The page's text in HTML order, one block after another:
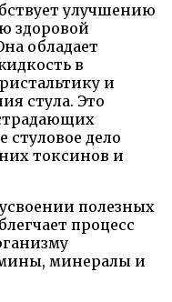
улучшению
здоровой
обладает
в
и
стула. Это
стуловое дело
токсинов и
полезных
процесс
минералы и